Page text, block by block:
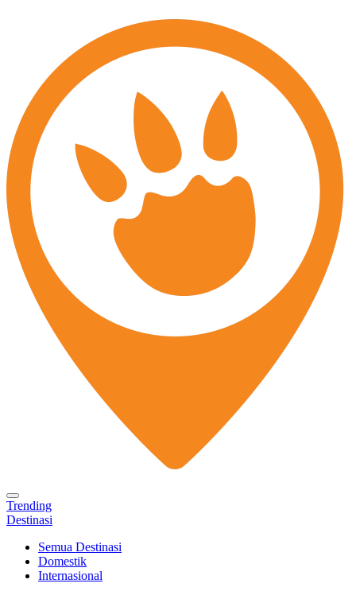
Trending
Destinasi
Semua Destinasi
Domestik
Internasional